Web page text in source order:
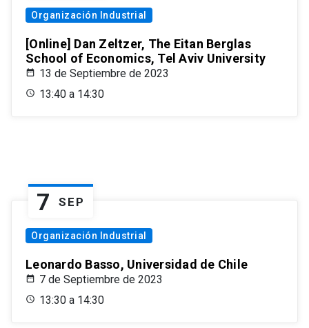
Organización Industrial
[Online] Dan Zeltzer, The Eitan Berglas
School of Economics, Tel Aviv University
13 de Septiembre de 2023
13:40 a 14:30
7 SEP
Organización Industrial
Leonardo Basso, Universidad de Chile
7 de Septiembre de 2023
13:30 a 14:30